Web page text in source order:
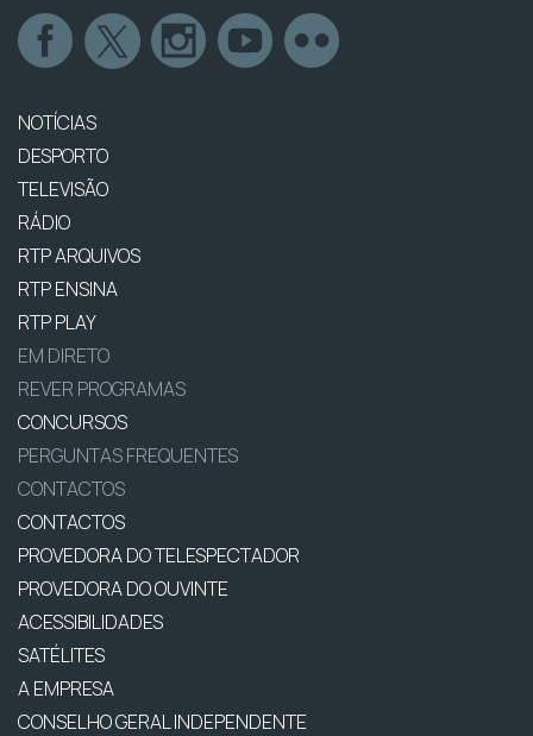
NOTÍCIAS
DESPORTO
TELEVISÃO
RÁDIO
RTP ARQUIVOS
RTP ENSINA
RTP PLAY
EM DIRETO
REVER PROGRAMAS
CONCURSOS
PERGUNTAS FREQUENTES
CONTACTOS
CONTACTOS
PROVEDORA DO TELESPECTADOR
PROVEDORA DO OUVINTE
ACESSIBILIDADES
SATÉLITES
A EMPRESA
CONSELHO GERAL INDEPENDENTE